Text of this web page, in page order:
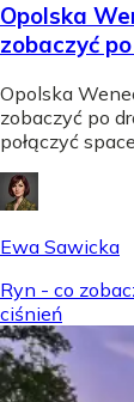
Opolska
zobaczyć
Opolska
zobaczyć po
połączyć
Ewa Sawicka
Ryn - co
ciśnień